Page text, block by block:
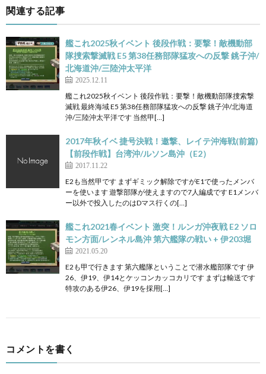
関連する記事
艦これ2025秋イベント 後段作戦：要撃！敵機動部
隊捜索撃滅戦 E5 第38任務部隊猛攻への反撃 銚子沖/
北海道沖/三陸沖太平洋
2025.12.11
艦これ2025秋イベント 後段作戦：要撃！敵機動部隊捜索撃
滅戦 最終海域 E5 第38任務部隊猛攻への反撃 銚子沖/北海道
沖/三陸沖太平洋です 当然甲[…]
2017年秋イベ 捷号決戦！邀撃、レイテ沖海戦(前篇)
【前段作戦】台湾沖/ルソン島沖（E2）
2017.11.22
E2も当然甲です まずギミック解除ですがE1で使ったメンバ
ーを使います 遊撃部隊が使えますので7人編成です E1メンバ
ー以外で投入したのはDマス行くの[…]
艦これ2021春イベント 激突！ルンガ沖夜戦 E2 ソロ
モン方面/レンネル島沖 第六艦隊の戦い + 伊203堀
2021.05.20
E2も甲で行きます 第六艦隊ということで潜水艦部隊です 伊
26、伊19、伊14とケッコンカッコカリです まずは輸送です
特攻のある伊26、伊19を採用[…]
コメントを書く